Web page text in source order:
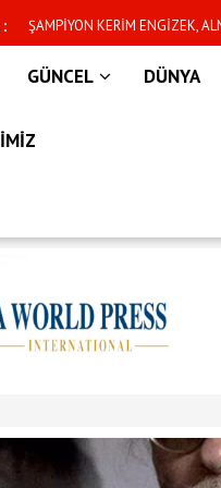
ŞAMPİYON KERİM ENGİZEK,
İÇİN CUMARTESİ GÜNÜ KAFESE
GÜNCEL DÜNYA